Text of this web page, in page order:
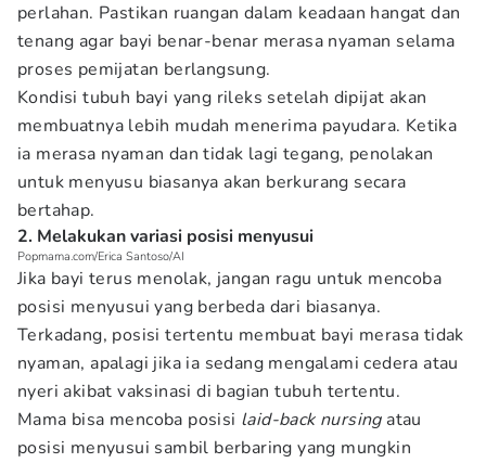
perlahan. Pastikan ruangan dalam keadaan hangat dan
tenang agar bayi benar-benar merasa nyaman selama
proses pemijatan berlangsung.
Kondisi tubuh bayi yang rileks setelah dipijat akan
membuatnya lebih mudah menerima payudara. Ketika
ia merasa nyaman dan tidak lagi tegang, penolakan
untuk menyusu biasanya akan berkurang secara
bertahap.
2. Melakukan variasi posisi menyusui
Popmama.com/Erica Santoso/AI
Jika bayi terus menolak, jangan ragu untuk mencoba
posisi menyusui yang berbeda dari biasanya.
Terkadang, posisi tertentu membuat bayi merasa tidak
nyaman, apalagi jika ia sedang mengalami cedera atau
nyeri akibat vaksinasi di bagian tubuh tertentu.
Mama bisa mencoba posisi laid-back nursingatau
posisi menyusui sambil berbaring yang mungkin